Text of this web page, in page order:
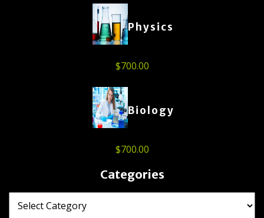
Physics
$700.00
Biology
$700.00
Categories